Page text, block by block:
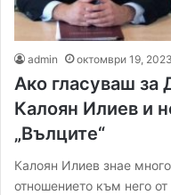
admin октомври 19, 2023
Ако гласуваш
Калоян Илиев и
„Вълците“
Калоян Илиев знае
отношението към него